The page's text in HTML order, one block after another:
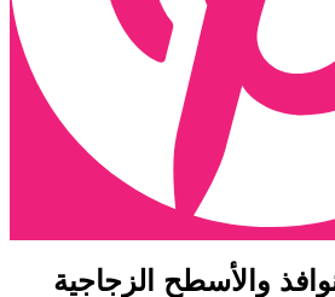
والأسطح الزجاجية